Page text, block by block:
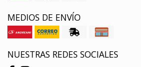
MEDIOS DE ENVÍO
NUESTRAS REDES SOCIALES